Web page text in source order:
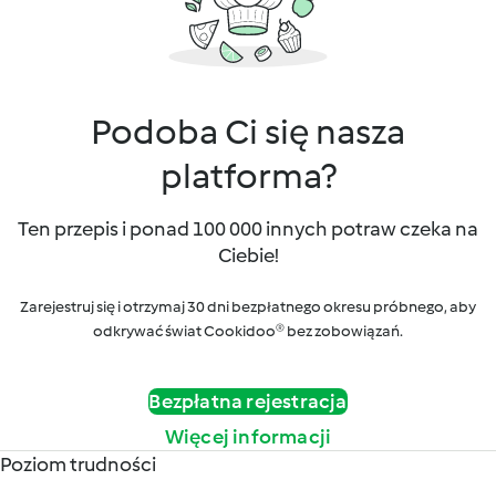
Podoba Ci się nasza
platforma?
Ten przepis i ponad 100 000 innych potraw czeka na
Ciebie!
Zarejestruj się i otrzymaj 30 dni bezpłatnego okresu próbnego, aby
odkrywać świat Cookidoo® bez zobowiązań.
Bezpłatna rejestracja
Więcej informacji
Poziom trudności